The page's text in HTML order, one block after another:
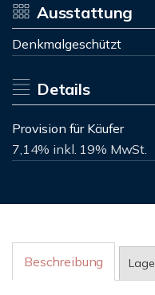
Ausstattung
Denkmalgeschützt
Details
Provision für Käufer
7,14% inkl. 19% MwSt.
Beschreibung Lage